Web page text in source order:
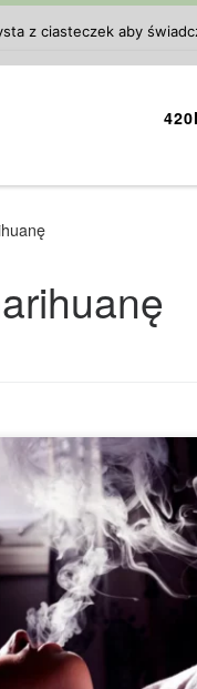
i jak rozpoznać jej
popularność, zarówno
na całym świecie
tak jak w
może wystąpić
Astmy i Immunologii, u
z ciasteczek aby